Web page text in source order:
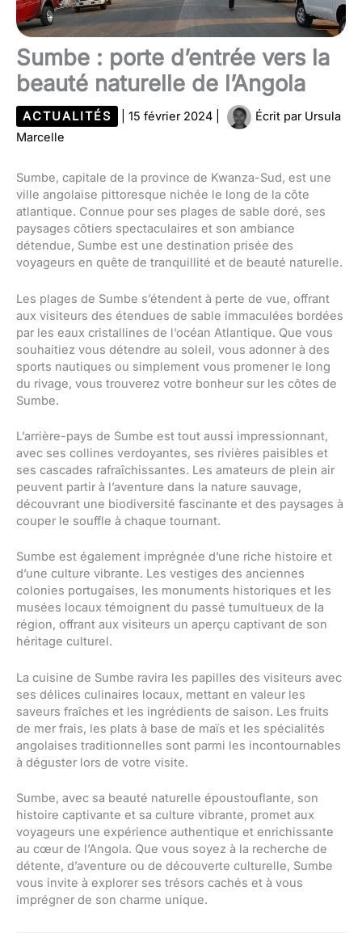
Sumbe : porte d’entrée vers la
beauté naturelle de l’Angola
ACTUALITÉS 15 février 2024 Écrit par Ursula
Marcelle
Sumbe, capitale de la province de Kwanza-Sud, est une
ville angolaise pittoresque nichée le long de la côte
atlantique. Connue pour ses plages de sable doré, ses
paysages côtiers spectaculaires et son ambiance
détendue, Sumbe est une destination prisée des
voyageurs en quête de tranquillité et de beauté naturelle.
Les plages de Sumbe s’étendent à perte de vue, offrant
aux visiteurs des étendues de sable immaculées bordées
par les eaux cristallines de l’océan Atlantique. Que vous
souhaitiez vous détendre au soleil, vous adonner à des
sports nautiques ou simplement vous promener le long
du rivage, vous trouverez votre bonheur sur les côtes de
Sumbe.
L’arrière-pays de Sumbe est tout aussi impressionnant,
avec ses collines verdoyantes, ses rivières paisibles et
ses cascades rafraîchissantes. Les amateurs de plein air
peuvent partir à l’aventure dans la nature sauvage,
découvrant une biodiversité fascinante et des paysages à
couper le souffle à chaque tournant.
Sumbe est également imprégnée d’une riche histoire et
d’une culture vibrante. Les vestiges des anciennes
colonies portugaises, les monuments historiques et les
musées locaux témoignent du passé tumultueux de la
région, offrant aux visiteurs un aperçu captivant de son
héritage culturel.
La cuisine de Sumbe ravira les papilles des visiteurs avec
ses délices culinaires locaux, mettant en valeur les
saveurs fraîches et les ingrédients de saison. Les fruits
de mer frais, les plats à base de maïs et les spécialités
angolaises traditionnelles sont parmi les incontournables
à déguster lors de votre visite.
Sumbe, avec sa beauté naturelle époustouflante, son
histoire captivante et sa culture vibrante, promet aux
voyageurs une expérience authentique et enrichissante
au cœur de l’Angola. Que vous soyez à la recherche de
détente, d’aventure ou de découverte culturelle, Sumbe
vous invite à explorer ses trésors cachés et à vous
imprégner de son charme unique.